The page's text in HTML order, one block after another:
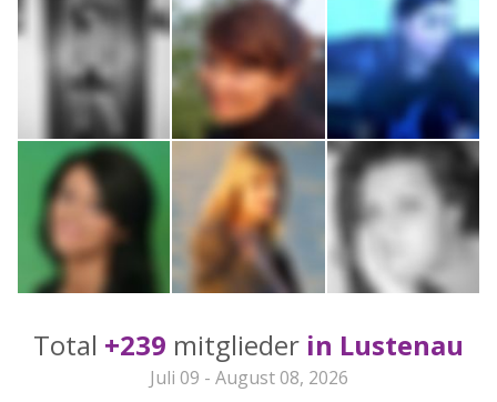
Total +239 mitglieder in Lustenau
Juli 09 - August 08, 2026